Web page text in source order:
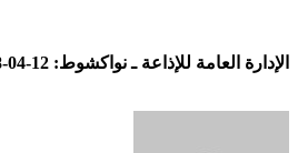
الإدارة العامة للإذاعة ـ نواكشوط: 12-04-2018